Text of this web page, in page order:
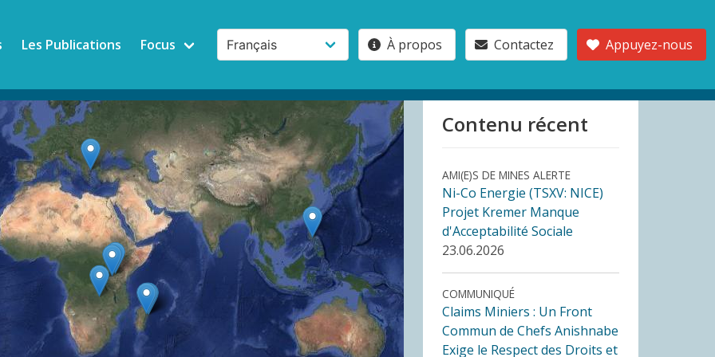
Les Publications Focus À propos Contactez Appuyez-nous
Contenu récent
AMI(E)S DE MINES ALERTE
Ni-Co Energie (TSXV: NICE)
Projet Kremer Manque
d'Acceptabilité Sociale
23.06.2026
COMMUNIQUÉ
Claims Miniers : Un Front
Commun de Chefs Anishnabe
Exige le Respect des Droits et